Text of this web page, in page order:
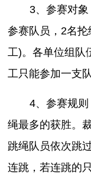
3、参赛对
参赛队员，2名
工)。各单位组队
工只能参加一支
4、参赛规
绳最多的获胜。
跳绳队员依次跳
连跳，若连跳的